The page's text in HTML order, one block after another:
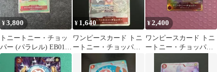
¥3,800
トニートニー・チョッ
パー (パラレル) EB01-
006
¥ 1,640
ワンピースカード トニ
ートニー・チョッパー
¥2,400
ワンピースカード トニ
ートニー・チョッパー